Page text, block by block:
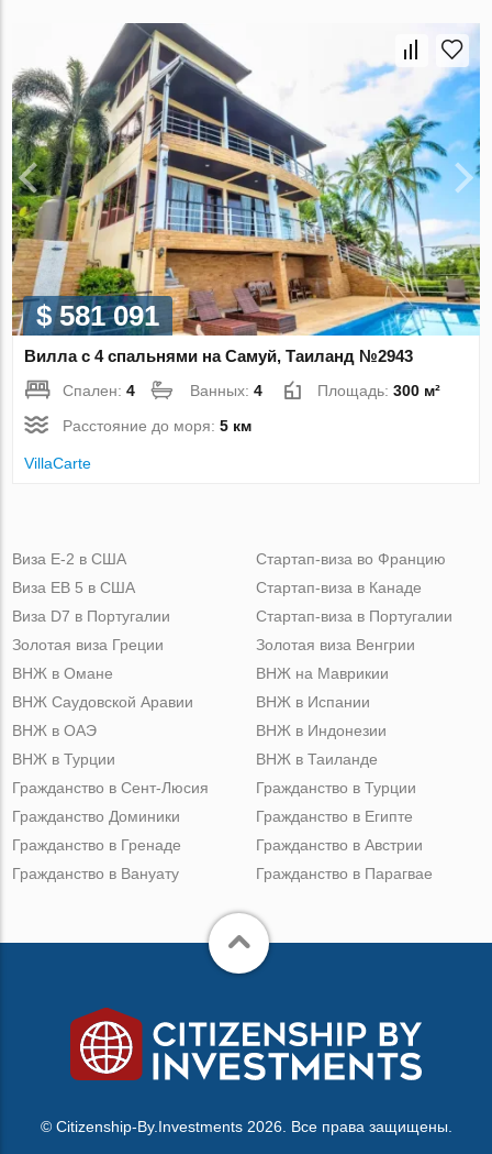
$ 581 091
Вилла с 4 спальнями на Самуй, Таиланд №2943
Спален:4 Ванных:4 Площадь:300 м²
Расстояние до моря:5 км
VillaСarte
Виза Е-2 в США
Виза ЕВ 5 в США
Виза D7 в Португалии
Золотая виза Греции
Стартап-виза во Францию
Стартап-виза в Канаде
Стартап-виза в Португалии
Золотая виза Венгрии
ВНЖ в Омане
ВНЖ Саудовской Аравии
ВНЖ в ОАЭ
ВНЖ в Турции
ВНЖ на Маврикии
ВНЖ в Испании
ВНЖ в Индонезии
ВНЖ в Таиланде
Гражданство в Сент-Люсия
Гражданство Доминики
Гражданство в Гренаде
Гражданство в Вануату
Гражданство в Турции
Гражданство в Египте
Гражданство в Австрии
Гражданство в Парагвае
© Citizenship-By.Investments 2026. Все права защищены.